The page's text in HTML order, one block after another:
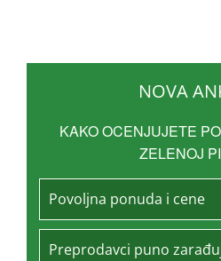
NOVA
KAKO OCENJUJETE
ZELENOJ
Povoljna ponuda i cene
Preprodavci puno